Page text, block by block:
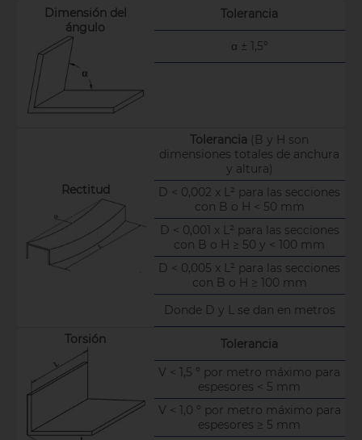
Dimensión del
ángulo
Tolerancia
α ± 1,5º
Rectitud
Tolerancia (B y H son
dimensiones totales de anchura
y altura)
D < 0,002 x L² para las secciones
con B o H < 50 mm
D < 0,001 x L² para las secciones
con B o H ≥ 50 y < 100 mm
D < 0,005 x L² para las secciones
con B o H ≥ 100 mm
Donde D y L se dan en metros
Torsión
Tolerancia
V < 1,5 º por metro máximo para
espesores < 5 mm
V < 1,0 º por metro máximo para
espesores ≥ 5 mm